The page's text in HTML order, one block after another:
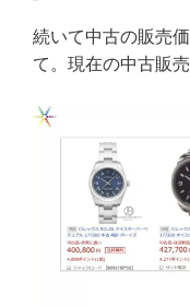
続いて中古の販売
て。現在の中古販